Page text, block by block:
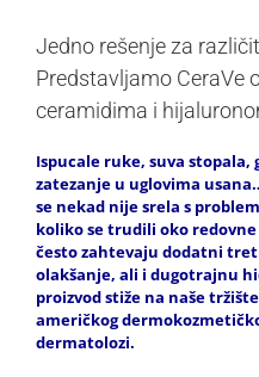
Jedno rešenje za
Predstavljamo CeraVe
ceramidima i
Ispucale ruke, suva
zatezanje u uglovima
se nekad nije srela s
koliko se trudili oko
često zahtevaju dodatni
olakšanje, ali i dugotrajnu
proizvod stiže na naše
američkog
dermatolozi.